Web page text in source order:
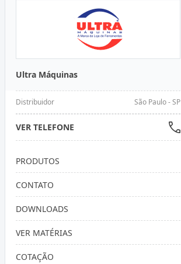
Ultra Máquinas
Distribuidor São Paulo - SP
VER TELEFONE
PRODUTOS
CONTATO
DOWNLOADS
VER MATÉRIAS
COTAÇÃO